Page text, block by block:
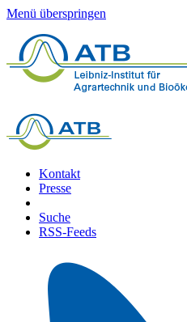
Menü überspringen
Kontakt
Presse
Suche
RSS-Feeds